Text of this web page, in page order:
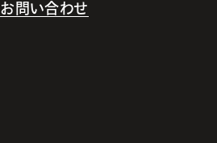
お問い合わせ